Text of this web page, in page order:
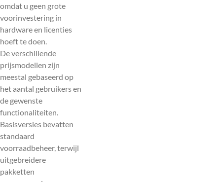
omdat u geen grote
voorinvestering in
hardware en licenties
hoeft te doen.
De verschillende
prijsmodellen zijn
meestal gebaseerd op
het aantal gebruikers en
de gewenste
functionaliteiten.
Basisversies bevatten
standaard
voorraadbeheer, terwijl
uitgebreidere
pakketten